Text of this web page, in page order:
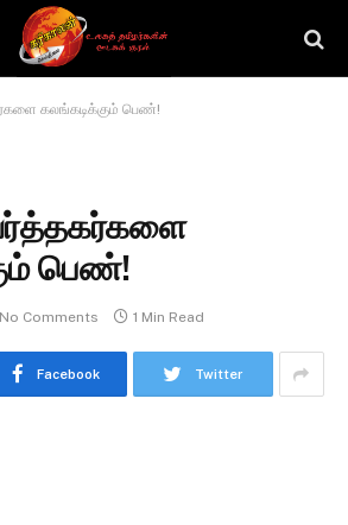
கலங்கடிக்கும் பெண்!
பெண்!
No Comments 1 Min Read
Facebook Twitter